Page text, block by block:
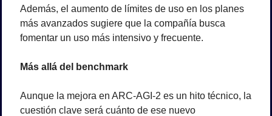
Además, el aumento de límites de uso en los planes
más avanzados sugiere que la compañía busca
fomentar un uso más intensivo y frecuente.
Más allá del benchmark
Aunque la mejora en ARC-AGI-2 es un hito técnico, la
cuestión clave será cuánto de ese nuevo